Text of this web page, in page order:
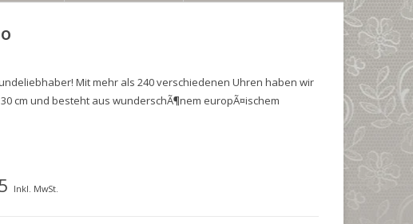
Mit mehr als 240 verschiedenen Uhren haben wir
cm und besteht aus wunderschÃ¶nem europÃ¤ischem
Inkl. MwSt.